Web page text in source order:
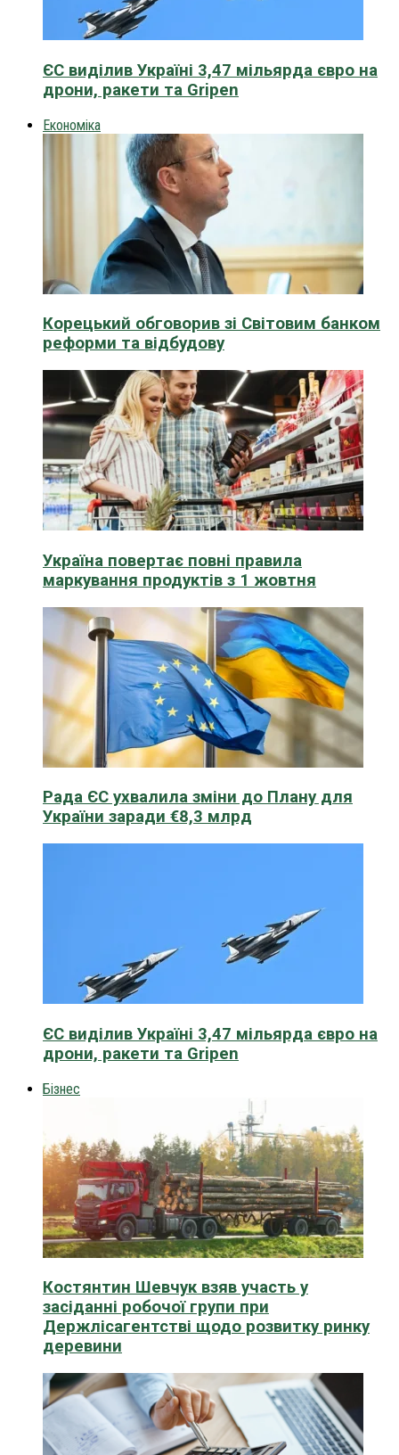
ЄС виділив Україні 3,47 мільярда євро на
дрони, ракети та Gripen
Економіка
Корецький обговорив зі Світовим банком
реформи та відбудову
Україна повертає повні правила
маркування продуктів з 1 жовтня
Рада ЄС ухвалила зміни до Плану для
України заради €8,3 млрд
ЄС виділив Україні 3,47 мільярда євро на
дрони, ракети та Gripen
Бізнес
Костянтин Шевчук взяв участь у
засіданні робочої групи при
Держлісагентстві щодо розвитку ринку
деревини